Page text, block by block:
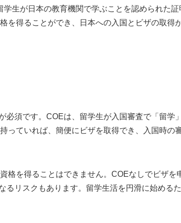
生が日本の教育機関で学ぶことを認められた証
を得ることができ、日本への入国とビザの取得
必須です。COEは、留学生が入国審査で「留学
っていれば、簡便にビザを取得でき、入国時の
格を得ることはできません。COEなしでビザを
るリスクもあります。留学生活を円滑に始める